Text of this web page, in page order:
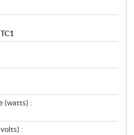
(watts) :
: